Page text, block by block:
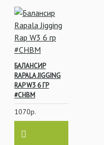
БАЛАНСИР
RAPALA JIGGING
RAP W3 6 ГР
#CHBM
1070р.